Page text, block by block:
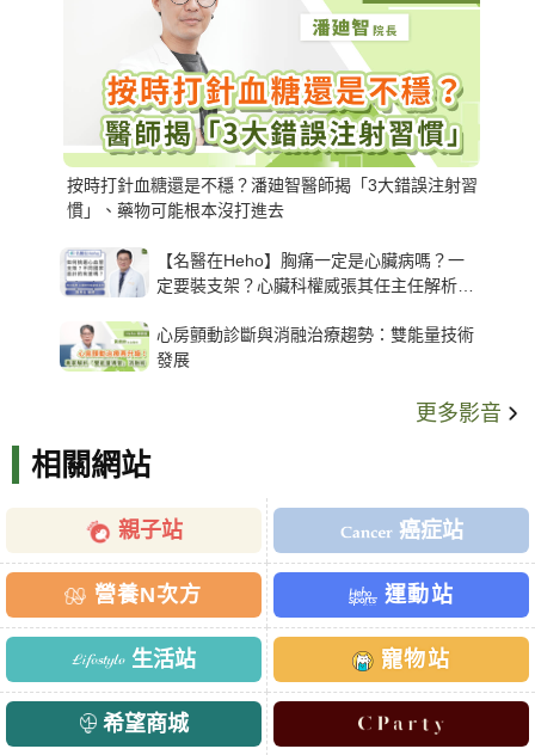
按時打針血糖還是不穩？潘廸智醫師揭「3大錯誤注射習
慣」、藥物可能根本沒打進去
【名醫在Heho】胸痛一定是心臟病嗎？一
定要裝支架？心臟科權威張其任主任解析支
心房顫動診斷與消融治療趨勢：雙能量技術
發展
更多影音
相關網站
親子站 癌症站
營養N次方 運動站
生活站 寵物站
希望商城